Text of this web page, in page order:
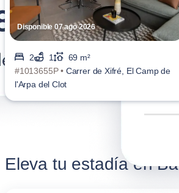
Disponible 07 ago 2026
2 1
69 m²
#1013655P • Carrer de Xifré, El Camp de
l'Arpa del Clot
Eleva tu estadía en